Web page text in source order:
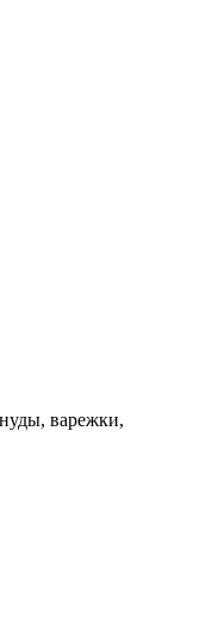
варежки,